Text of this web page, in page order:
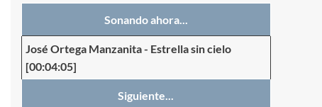
Sonando ahora...
José Ortega Manzanita- Estrella sin cielo
[00:04:05]
Siguiente...